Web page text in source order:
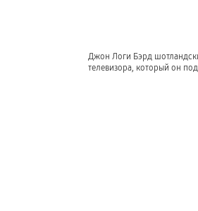
Джон Логи Бэрд
телевизора, который он